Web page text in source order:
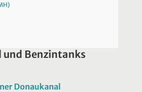
und Benzintanks
Donaukanal